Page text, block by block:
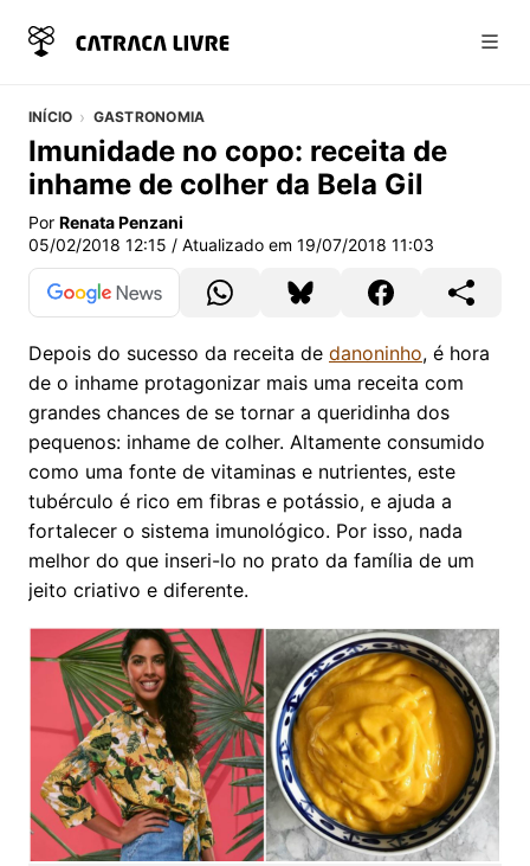
INÍCIO GASTRONOMIA
Imunidade no copo: receita de
inhame de colher da Bela Gil
Por Renata Penzani
05/02/2018 12:15 / Atualizado em 19/07/2018 11:03
Depois do sucesso da receita de danoninho, é hora
de o inhame protagonizar mais uma receita com
grandes chances de se tornar a queridinha dos
pequenos: inhame de colher. Altamente consumido
como uma fonte de vitaminas e nutrientes, este
tubérculo é rico em fibras e potássio, e ajuda a
fortalecer o sistema imunológico. Por isso, nada
melhor do que inseri-lo no prato da família de um
jeito criativo e diferente.